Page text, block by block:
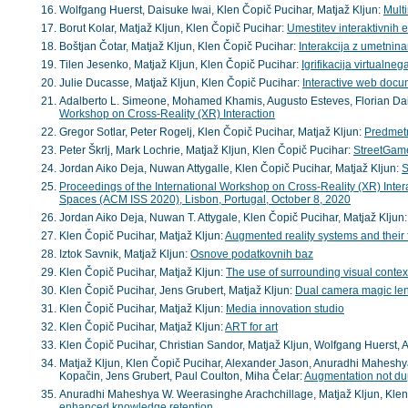
Wolfgang Huerst, Daisuke Iwai, Klen Čopič Pucihar, Matjaž Kljun:
Borut Kolar, Matjaž Kljun, Klen Čopič Pucihar: Umestitev interaktivnih
Boštjan Čotar, Matjaž Kljun, Klen Čopič Pucihar: Interakcija z
Tilen Jesenko, Matjaž Kljun, Klen Čopič Pucihar: Igrifikacija
Julie Ducasse, Matjaž Kljun, Klen Čopič Pucihar: Interactive web
Adalberto L. Simeone, Mohamed Khamis, Augusto Esteves, Florian
Workshop on Cross-Reality (XR) Interaction
Gregor Sotlar, Peter Rogelj, Klen Čopič Pucihar, Matjaž Kljun:
Peter Škrlj, Mark Lochrie, Matjaž Kljun, Klen Čopič Pucihar:
Jordan Aiko Deja, Nuwan Attygalle, Klen Čopič Pucihar, Matjaž Kljun:
Proceedings of the International Workshop on Cross-Reality (XR)
Spaces (ACM ISS 2020), Lisbon, Portugal, October 8, 2020
Jordan Aiko Deja, Nuwan T. Attygale, Klen Čopič Pucihar, Matjaž
Klen Čopič Pucihar, Matjaž Kljun:Augmented reality systems and their
Iztok Savnik, Matjaž Kljun: Osnove podatkovnih baz
Klen Čopič Pucihar, Matjaž Kljun: The use of surrounding visual
Klen Čopič Pucihar, Jens Grubert, Matjaž Kljun: Dual camera magic
Klen Čopič Pucihar, Matjaž Kljun: Media innovation studio
Klen Čopič Pucihar, Matjaž Kljun:ART for art
Klen Čopič Pucihar, Christian Sandor, Matjaž Kljun, Wolfgang
Matjaž Kljun, Klen Čopič Pucihar, Alexander Jason, Anuradhi
Kopačin, Jens Grubert, Paul Coulton, Miha Čelar:Augmentation not
Anuradhi Maheshya W. Weerasinghe Arachchillage, Matjaž Kljun,